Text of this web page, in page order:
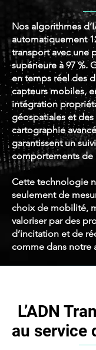
Nos algorithmes
automatiquement
transport avec une
supérieure à 97 %.
en temps réel des
capteurs mobiles,
intégration
géospatiales et
cartographie
garantissent un
comportements de
Cette technologie
seulement de
choix de mobilité,
valoriser par des
d’incitation et de
comme dans notre
L’ADN
au service